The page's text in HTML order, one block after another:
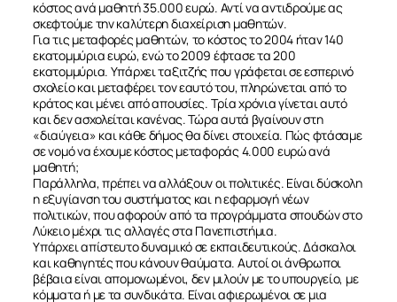
κόστος ανά μαθητή 35.000 ευρώ. Αντί να αντιδρούμε ας
σκεφτούμε την καλύτερη διαχείριση μαθητών.
Για τις μεταφορές μαθητών, το κόστος το 2004 ήταν 140
εκατομμύρια ευρώ, ενώ το 2009 έφτασε τα 200
εκατομμύρια. Υπάρχει ταξιτζής που γράφεται σε εσπερινό
σχολείο και μεταφέρει τον εαυτό του, πληρώνεται από το
κράτος και μένει από απουσίες. Τρία χρόνια γίνεται αυτό
και δεν ασχολείται κανένας. Τώρα αυτά βγαίνουν στη
«διαύγεια» και κάθε δήμος θα δίνει στοιχεία. Πώς φτάσαμε
σε νομό να έχουμε κόστος μεταφοράς 4.000 ευρώ ανά
μαθητή;
Παράλληλα, πρέπει να αλλάξουν οι πολιτικές. Είναι δύσκολη
η εξυγίανση του συστήματος και η εφαρμογή νέων
πολιτικών, που αφορούν από τα προγράμματα σπουδών στο
Λύκειο μέχρι τις αλλαγές στα Πανεπιστήμια.
Υπάρχει απίστευτο δυναμικό σε εκπαιδευτικούς. Δάσκαλοι
και καθηγητές που κάνουν θαύματα. Αυτοί οι άνθρωποι
βέβαια είναι απομονωμένοι, δεν μιλούν με το υπουργείο, με
κόμματα ή με τα συνδικάτα. Είναι αφιερωμένοι σε μια